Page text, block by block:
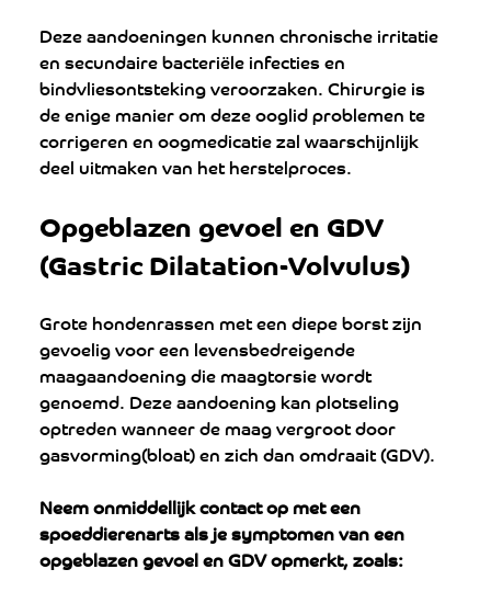
Deze aandoeningen kunnen chronische irritatie
en secundaire bacteriële infecties en
bindvliesontsteking veroorzaken. Chirurgie is
de enige manier om deze ooglid problemen te
corrigeren en oogmedicatie zal waarschijnlijk
deel uitmaken van het herstelproces.
Opgeblazen gevoel en GDV
(Gastric Dilatation-Volvulus)
Grote hondenrassen met een diepe borst zijn
gevoelig voor een levensbedreigende
maagaandoening die maagtorsie wordt
genoemd. Deze aandoening kan plotseling
optreden wanneer de maag vergroot door
gasvorming(bloat) en zich dan omdraait (GDV).
Neem onmiddellijk contact op met een
spoeddierenarts als je symptomen van een
opgeblazen gevoel en GDV opmerkt, zoals: